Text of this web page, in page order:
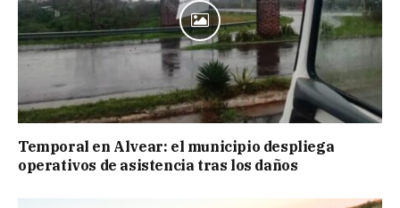
Temporal en Alvear: el municipio despliega
operativos de asistencia tras los daños